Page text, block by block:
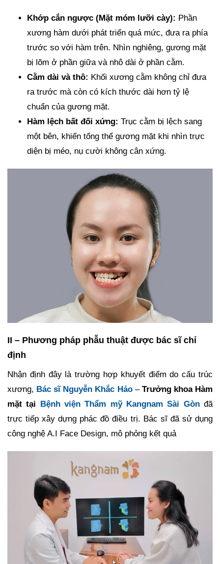
Khớp cắn ngược (Mặt móm lưỡi cày): Phần
xương hàm dưới phát triển quá mức, đưa ra phía
trước so với hàm trên. Nhìn nghiêng, gương mặt
bị lõm ở phần giữa và nhô dài ở phần cằm.
Cằm dài và thô: Khối xương cằm không chỉ đưa
ra trước mà còn có kích thước dài hơn tỷ lệ
chuẩn của gương mặt.
Hàm lệch bất đối xứng: Trục cằm bị lệch sang
một bên, khiến tổng thể gương mặt khi nhìn trực
diện bị méo, nụ cười không cân xứng.
II – Phương pháp phẫu thuật được bác sĩ chỉ
định
Nhận định đây là trường hợp khuyết điểm do cấu trúc
xương, Bác sĩ Nguyễn Khắc Hảo– Trưởng khoa Hàm
mặt tại
Bệnh viện Thẩm mỹ Kangnam Sài Gònđã
trực tiếp xây dựng phác đồ điều trị. Bác sĩ đã sử dụng
công nghệ A.I Face Design, mô phỏng kết quả